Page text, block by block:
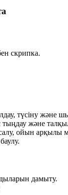
скрипка.
түсіну және
және
ойын арқылы
дамыту.